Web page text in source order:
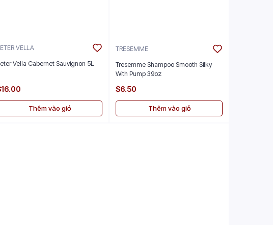
VELLA
Vella Cabernet Sauvignon 5L
Thêm vào giỏ
TRESEMME
Tresemme Shampoo Smooth Silky
With Pump 39oz
$6.50
Thêm vào giỏ